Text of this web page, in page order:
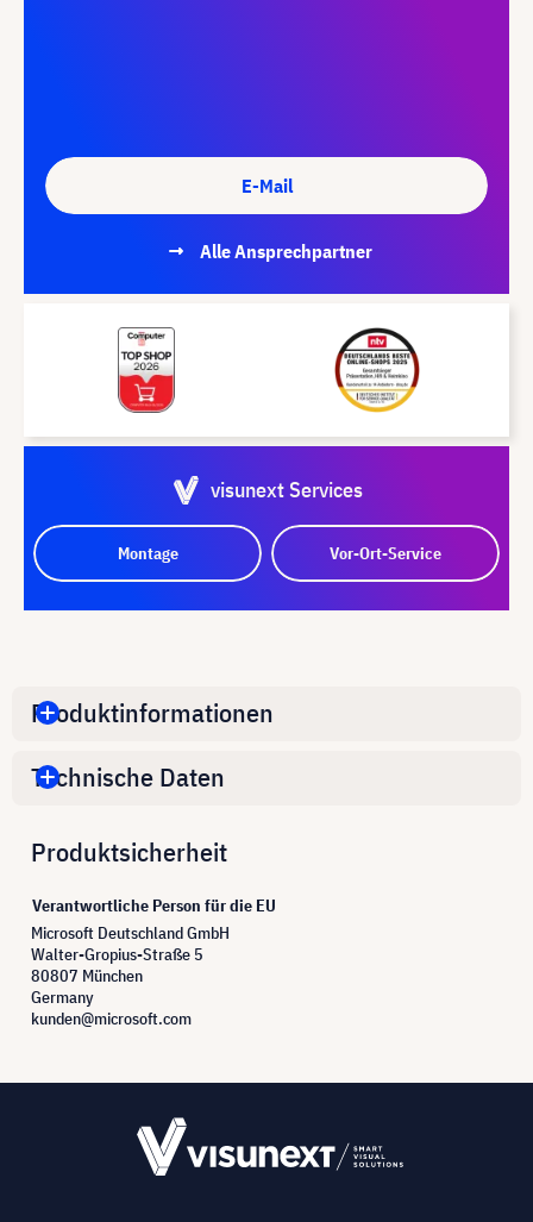
E-Mail
Alle Ansprechpartner
visunext Services
Montage Vor-Ort-Service
Produktinformationen
Technische Daten
Produktsicherheit
Verantwortliche Person für die EU
Microsoft Deutschland GmbH
Walter-Gropius-Straße 5
80807 München
Germany
kunden@microsoft.com